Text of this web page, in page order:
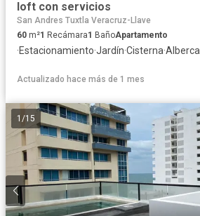
loft con servicios
San Andres Tuxtla Veracruz-Llave
60 m²1 Recámara1 BañoApartamento
·Estacionamiento·Jardín·Cisterna·Alberca
Actualizado hace más de 1 mes
1 /15